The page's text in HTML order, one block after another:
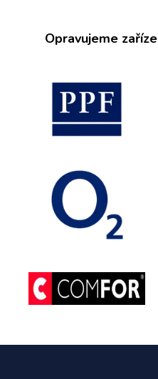
Opravujeme